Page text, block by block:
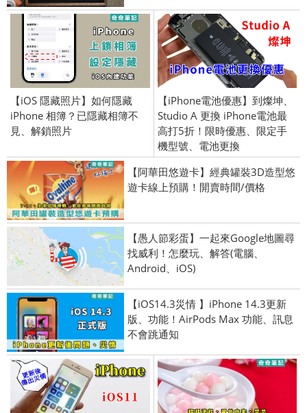
【iOS 隱藏照片】如何隱藏
iPhone 相簿？已隱藏相簿不
見、解鎖照片
【iPhone電池優惠】到燦坤、
Studio A 更換 iPhone電池最
高打5折！限時優惠、限定手
機型號、電池更換
【阿華田悠遊卡】經典罐裝3D造型悠
遊卡線上預購！開賣時間/價格
【愚人節彩蛋】一起來Google地圖尋
找威利！怎麼玩、解答(電腦、
Android、iOS)
【iOS14.3災情 】iPhone 14.3更新
版、功能！AirPods Max 功能、訊息
不會跳通知